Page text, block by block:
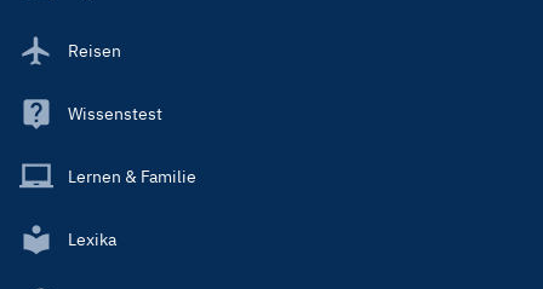
Reisen
Wissenstest
Lernen & Familie
Lexika